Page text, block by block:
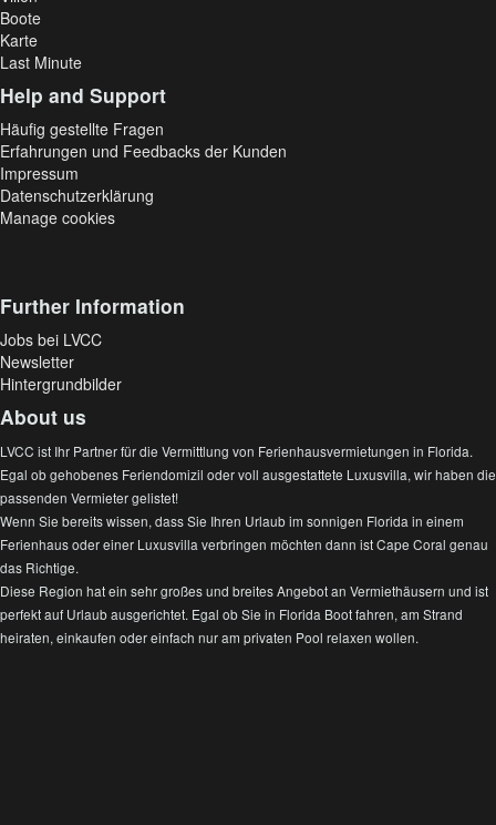
Boote
Karte
Last Minute
Help and Support
Häufig gestellte Fragen
Erfahrungen und Feedbacks der Kunden
Impressum
Datenschutzerklärung
Manage cookies
Further Information
Jobs bei LVCC
Newsletter
Hintergrundbilder
About us
LVCC ist Ihr Partner für die Vermittlung von Ferienhausvermietungen in Florida.
Egal ob gehobenes Feriendomizil oder voll ausgestattete Luxusvilla, wir haben die
passenden Vermieter gelistet!
Wenn Sie bereits wissen, dass Sie Ihren Urlaub im sonnigen Florida in einem
Ferienhaus oder einer Luxusvilla verbringen möchten dann ist Cape Coral genau
das Richtige.
Diese Region hat ein sehr großes und breites Angebot an Vermiethäusern und ist
perfekt auf Urlaub ausgerichtet. Egal ob Sie in Florida Boot fahren, am Strand
heiraten, einkaufen oder einfach nur am privaten Pool relaxen wollen.